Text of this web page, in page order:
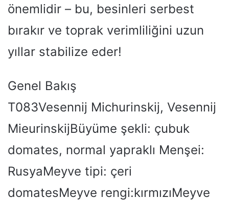
önemlidir – bu, besinleri serbest
bırakır ve toprak verimliliğini uzun
yıllar stabilize eder!
Genel Bakış
T083Vesennij Michurinskij, Vesennij
MieurinskijBüyüme şekli: çubuk
domates, normal yapraklı Menşei:
RusyaMeyve tipi: çeri
domatesMeyve rengi:kırmızıMeyve